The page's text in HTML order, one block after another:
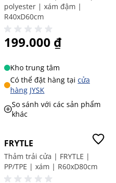
polyester | xám đậm |
R40xD60cm
199.000 ₫
Kho trung tâm
Có thể đặt hàng tại cửa
hàng JYSK
So sánh với các sản phẩm
khác
FRYTLE
Thảm trải cửa | FRYTLE |
PP/TPE | xám | R60xD80cm